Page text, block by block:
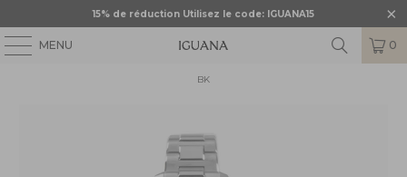
15% de réduction Utilisez le code: IGUANA15
MENU 0
ACCUEIL
BK